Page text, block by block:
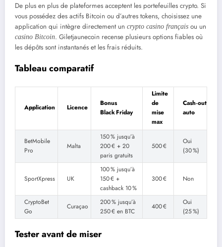
De plus en plus de plateformes acceptent les portefeuilles crypto. Si
vous possédez des actifs Bitcoin ou d’autres tokens, choisissez une
application qui intègre directement un crypto casino français ou un
casino Bitcoin. Giletjaunecoin recense plusieurs options fiables où
les dépôts sont instantanés et les frais réduits.
Tableau comparatif
Application Licence
Bonus
Black Friday
Limite
de
mise
max
Cash‑out
auto
BetMobile
Pro
Malta
150 % jusqu’à
200 € + 20
paris gratuits
500 €
Oui
(30 %)
SportXpress UK
100 % jusqu’à
150 € +
cashback 10 %
300 € Non
CryptoBet
Go
Curaçao
200 % jusqu’à
250 € en BTC
400 €
Oui
(25 %)
Tester avant de miser